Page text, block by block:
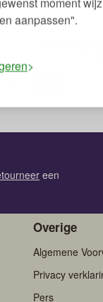
aanpassen".
een
Overige
Algemene
Privacy
Pers